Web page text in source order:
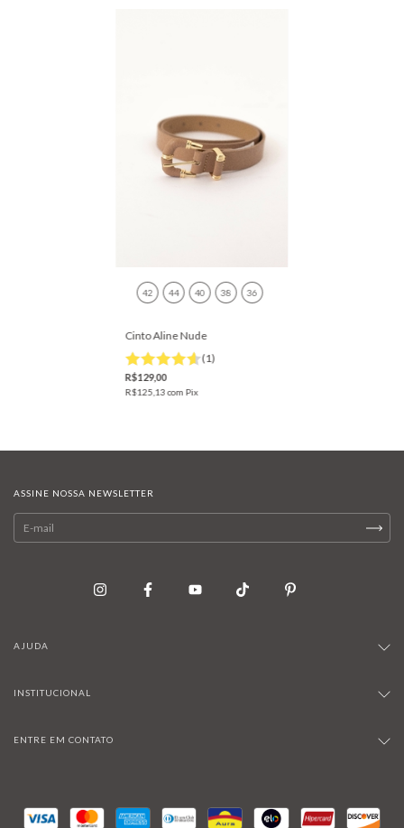
42 44 40 38 36
Cinto Aline Nude
(1)
R$129,00
R$125,13com Pix
ASSINE NOSSA NEWSLETTER
AJUDA
INSTITUCIONAL
ENTRE EM CONTATO